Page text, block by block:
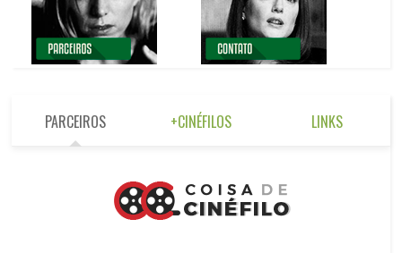
PARCEIROS +CINÉFILOS LINKS